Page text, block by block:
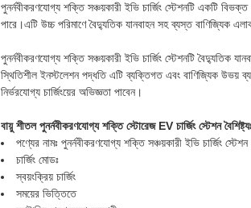
পুনর্নবীকরণযোগ্য শক্তি সঞ্চয়কারী ইভি চার্জিং স্টেশনটি একটি
পারে।এটি উচ্চ পরিমাণে বৈদ্যুতিক যানবাহন সহ ব্যস্ত বাণিজ্যিক
পুনর্নবীকরণযোগ্য শক্তি সঞ্চয়কারী ইভি চার্জিং স্টেশনটি বৈদ্যুতিক
স্থিতিশীল ইনস্টলেশন পদ্ধতি এটি ব্যক্তিগত এবং বাণিজ্যিক উভয়
নির্ভরযোগ্য চার্জিংয়ের অভিজ্ঞতা পাবেন।
বায়ু শীতল পুনর্নবীকরণযোগ্য শক্তি স্টোরেজ EV চার্জিং স্টেশন
পণ্যের নামঃ পুনর্নবীকরণযোগ্য শক্তি সঞ্চয়কারী ইভি চার্জিং স্টেশন
চার্জিং মোডঃ
স্বয়ংক্রিয় চার্জিং
সময়ের ভিত্তিতে